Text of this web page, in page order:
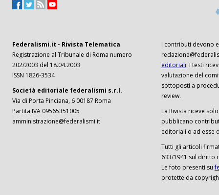
Federalismi.it - Rivista Telematica
Registrazione al Tribunale di Roma numero
202/2003 del 18.04.2003
ISSN 1826-3534
Società editoriale federalismi s.r.l.
Via di Porta Pinciana, 6 00187 Roma
Partita IVA 09565351005
amministrazione@federalismi.it
I contributi devono
editoriali. I testi
valutazione del
sottoposti a
review.
La Rivista riceve
pubblicano
editoriali o ad esse
Tutti gli articoli
633/1941 sul diritto
Le foto presenti su
protette da